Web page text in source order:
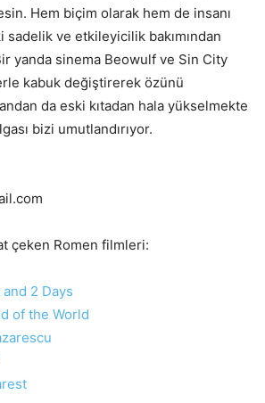
Hem biçim olarak hem de insanı
sadelik ve etkileyicilik bakımından
yanda sinema Beowulf ve Sin City
kabuk değiştirerek özünü
da eski kıtadan hala yükselmekte
bizi umutlandırıyor.
çeken Romen filmleri:
2 Days
of the World